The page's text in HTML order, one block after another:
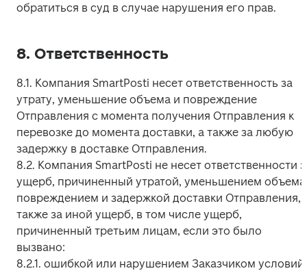
обратиться в суд в случае нарушения его прав.
8. Ответственность
8.1. Компания SmartPosti несет ответственность за
утрату, уменьшение объема и повреждение
Отправления с момента получения Отправления к
перевозке до момента доставки, а также за любую
задержку в доставке Отправления.
8.2. Компания SmartPosti не несет ответственности
ущерб, причиненный утратой, уменьшением
повреждением и задержкой доставки Отправления,
также за иной ущерб, в том числе ущерб,
причиненный третьим лицам, если это было
вызвано:
8.2.1. ошибкой или нарушением Заказчиком условий